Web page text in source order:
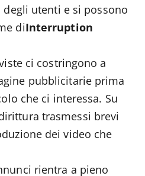
utenti e si possono
diInterruption
ci costringono a
pubblicitarie prima
che ci interessa. Su
trasmessi brevi
dei video che
rientra a pieno